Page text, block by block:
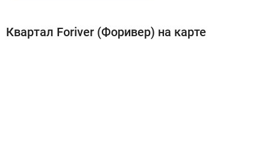
Квартал Foriver (Форивер) на карте